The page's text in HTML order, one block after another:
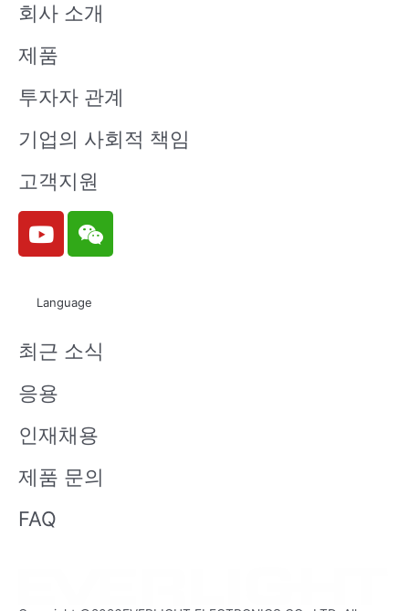
회사 소개
제품
투자자 관계
기업의 사회적 책임
고객지원
Y
o
u
e
W
e
i
n
Language
최근 소식
응용
인재채용
제품 문의
FAQ